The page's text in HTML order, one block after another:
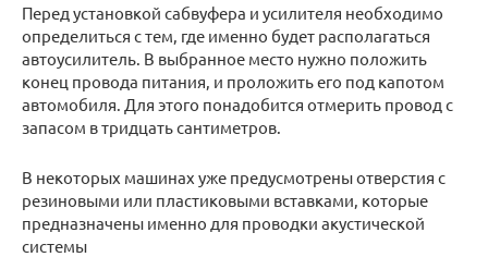
Перед установкой сабвуфера и усилителя необходимо
определиться с тем, где именно будет располагаться
автоусилитель. В выбранное место нужно положить
конец провода питания, и проложить его под капотом
автомобиля. Для этого понадобится отмерить провод с
запасом в тридцать сантиметров.
В некоторых машинах уже предусмотрены отверстия с
резиновыми или пластиковыми вставками, которые
предназначены именно для проводки акустической
системы